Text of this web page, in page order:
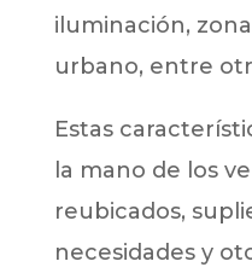
iluminación,
urbano, entre
Estas
la mano de los
reubicados,
necesidades y